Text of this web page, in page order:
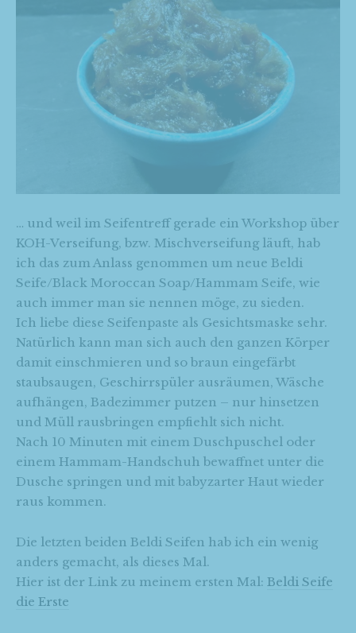
… und weil im Seifentreff gerade ein Workshop über
KOH-Verseifung, bzw. Mischverseifung läuft, hab
ich das zum Anlass genommen um neue Beldi
Seife/Black Moroccan Soap/Hammam Seife, wie
auch immer man sie nennen möge, zu sieden.
Ich liebe diese Seifenpaste als Gesichtsmaske sehr.
Natürlich kann man sich auch den ganzen Körper
damit einschmieren und so braun eingefärbt
staubsaugen, Geschirrspüler ausräumen, Wäsche
aufhängen, Badezimmer putzen – nur hinsetzen
und Müll rausbringen empfiehlt sich nicht.
Nach 10 Minuten mit einem Duschpuschel oder
einem Hammam-Handschuh bewaffnet unter die
Dusche springen und mit babyzarter Haut wieder
raus kommen.
Die letzten beiden Beldi Seifen hab ich ein wenig
anders gemacht, als dieses Mal.
Hier ist der Link zu meinem ersten Mal: Beldi Seife
die Erste